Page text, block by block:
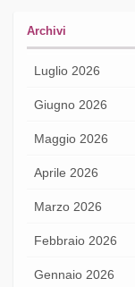
Archivi
Luglio 2026
Giugno 2026
Maggio 2026
Aprile 2026
Marzo 2026
Febbraio 2026
Gennaio 2026